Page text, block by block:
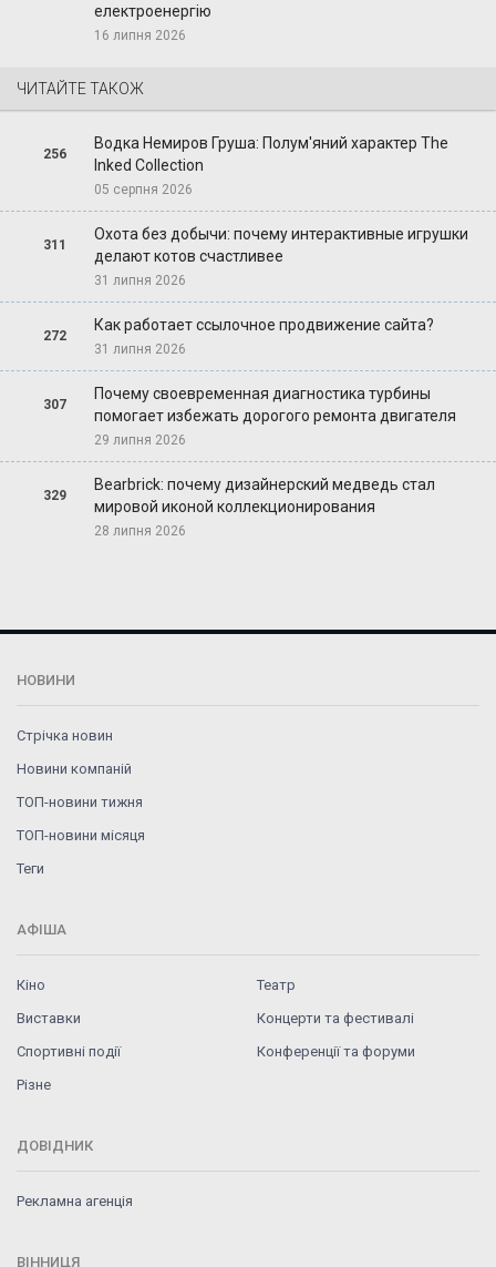
електроенергію
16 липня 2026
ЧИТАЙТЕ ТАКОЖ
256
Водка Немиров Груша: Полум'яний характер The
Inked Collection
05 серпня 2026
311
Охота без добычи: почему интерактивные игрушки
делают котов счастливее
31 липня 2026
272
Как работает ссылочное продвижение сайта?
31 липня 2026
307
Почему своевременная диагностика турбины
помогает избежать дорогого ремонта двигателя
29 липня 2026
329
Bearbrick: почему дизайнерский медведь стал
мировой иконой коллекционирования
28 липня 2026
НОВИНИ
Стрічка новин
Новини компаній
ТОП-новини тижня
ТОП-новини місяця
Теги
АФІША
Кіно
Театр
Виставки
Концерти та фестивалі
Спортивні події
Конференції та форуми
Різне
ДОВІДНИК
Рекламна агенція
ВІННИЦЯ